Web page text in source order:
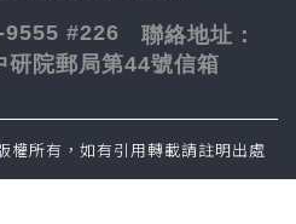
9555 #226 聯絡地址：
研院郵局第44號信箱
所有，如有引用轉載請註明出處